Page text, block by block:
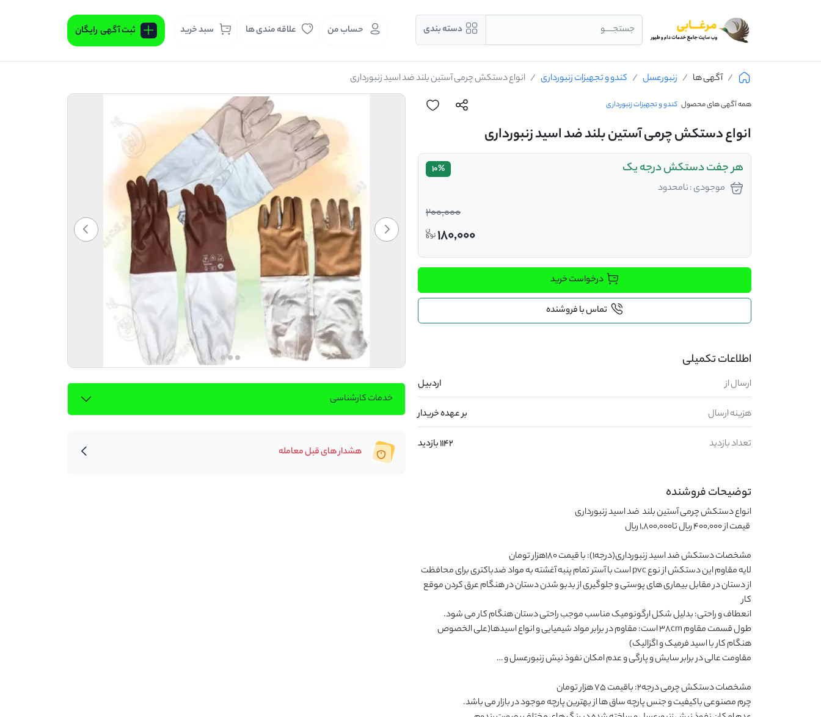
جستجــــو دسته بندی حساب من علاقه مندی ها سبد خرید ثبت آگهی رایگان
آگهی ها زنبورعسل کندو و تجهیزات زنبورداری انواع دستکش چرمی آستین بلند ضد اسید زنبورداری
همه آگهی های محصول کندو و تجهیزات زنبورداری
انواع دستکش چرمی آستین بلند ضد اسید زنبورداری
هر جفت دستکش درجه یک
موجودی : نامحدود
10%
200,000
180,000
درخواست خرید
تماس با فروشنده
اطلاعات تکمیلی
ارسال از اردبیل
هزینه ارسال بر عهده خریدار
تعداد بازدید 1142 بازدید
توضیحات فروشنده
خدمات کارشناسی
هشدار های قبل معامله